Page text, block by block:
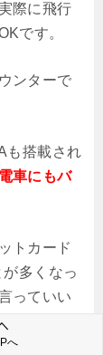
際に飛行
です。
ンターで
も搭載され
車にもバ
トカード
多くなっ
っていい
へ